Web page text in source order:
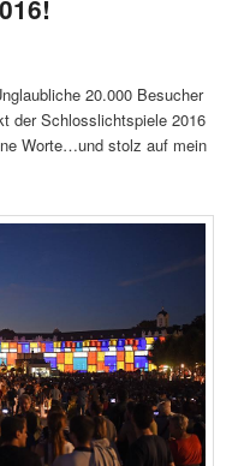
20.000 Besucher
der Schlosslichtspiele 2016
Worte…und stolz auf mein